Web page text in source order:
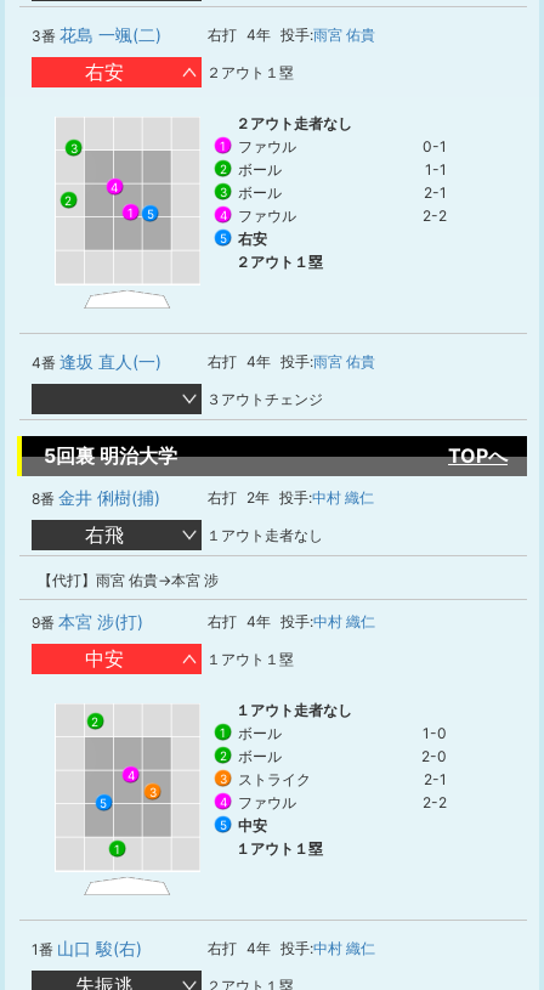
3番 花島 一颯(二) 右打 4年 投手:雨宮 佑貴
右安 ２アウト１塁
1
2
3
4
5
２アウト走者なし
1 ファウル 0-1
2 ボール 1-1
3 ボール 2-1
4 ファウル 2-2
5
右安
２アウト１塁
4番 逢坂 直人(一) 右打 4年 投手:雨宮 佑貴
３アウトチェンジ
5回裏 明治大学 TOPへ
8番 金井 俐樹(捕) 右打 2年 投手:中村 織仁
右飛 １アウト走者なし
【代打】雨宮 佑貴→本宮 涉
9番 本宮 涉(打) 右打 4年 投手:中村 織仁
中安 １アウト１塁
1
2
3
4
5
１アウト走者なし
1 ボール 1-0
2 ボール 2-0
3 ストライク 2-1
4 ファウル 2-2
5
中安
１アウト１塁
1番 山口 駿(右) 右打 4年 投手:中村 織仁
失振逃 ２アウト１塁